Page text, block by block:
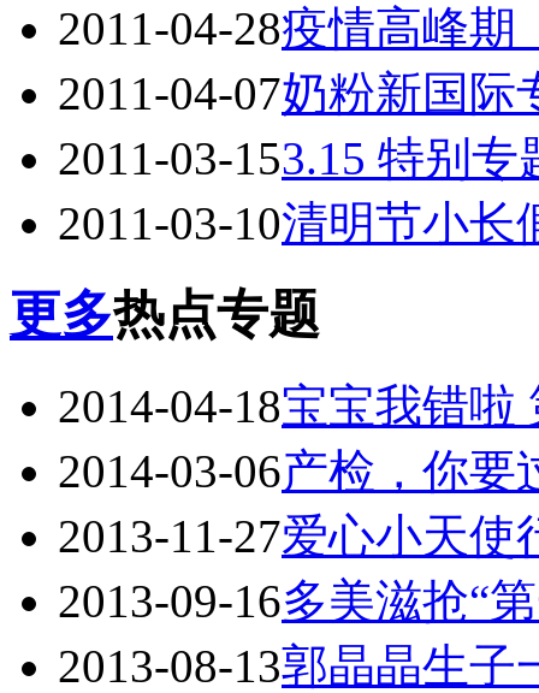
2011-04-28疫情高峰期
2011-04-07奶粉新国际
2011-03-153.15 特别专
2011-03-10清明节小长
更多热点专题
2014-04-18宝宝我错啦
2014-03-06产检，你要
2013-11-27爱心小天使
2013-09-16多美滋抢“
2013-08-13郭晶晶生子